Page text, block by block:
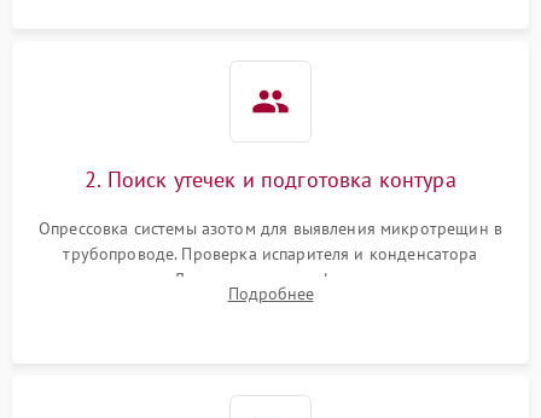
1800 ₽
2. Поиск утечек и подготовка контура
Опрессовка системы азотом для выявления микротрещин в
трубопроводе. Проверка испарителя и конденсатора
течеискателем. Демонтаж старого фильтра-осушителя и
продувка капиллярной трубки для устранения засоров.
Подробнее